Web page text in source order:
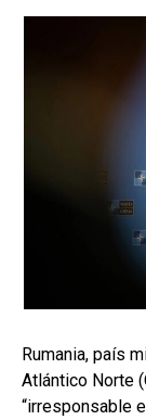
Rumania, país
Atlántico Norte
“irresponsable